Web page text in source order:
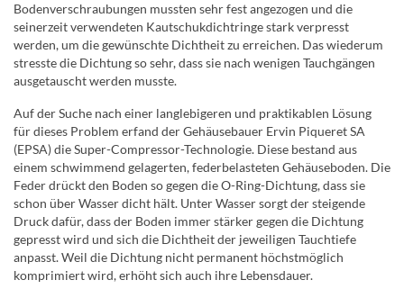
Bodenverschraubungen mussten sehr fest angezogen und die
seinerzeit verwendeten Kautschukdichtringe stark verpresst
werden, um die gewünschte Dichtheit zu erreichen. Das wiederum
stresste die Dichtung so sehr, dass sie nach wenigen Tauchgängen
ausgetauscht werden musste.
Auf der Suche nach einer langlebigeren und praktikablen Lösung
für dieses Problem erfand der Gehäusebauer Ervin Piqueret SA
(EPSA) die Super-Compressor-Technologie. Diese bestand aus
einem schwimmend gelagerten, federbelasteten Gehäuseboden. Die
Feder drückt den Boden so gegen die O-Ring-Dichtung, dass sie
schon über Wasser dicht hält. Unter Wasser sorgt der steigende
Druck dafür, dass der Boden immer stärker gegen die Dichtung
gepresst wird und sich die Dichtheit der jeweiligen Tauchtiefe
anpasst. Weil die Dichtung nicht permanent höchstmöglich
komprimiert wird, erhöht sich auch ihre Lebensdauer.